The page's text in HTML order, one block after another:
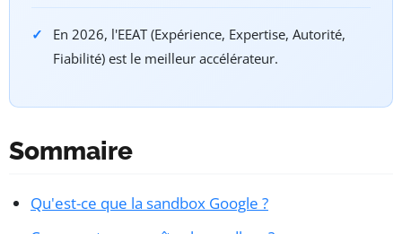
En 2026, l'EEAT (Expérience, Expertise, Autorité,
Fiabilité) est le meilleur accélérateur.
Sommaire
Qu'est-ce que la sandbox Google ?